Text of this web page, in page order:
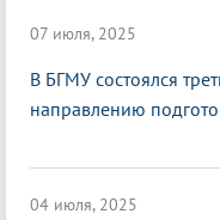
07 июля, 2025
В БГМУ состоялся
направлению
04 июля, 2025